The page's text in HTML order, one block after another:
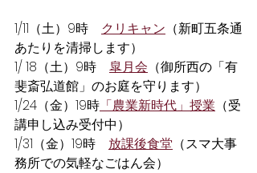
1/11（土）9時 クリキャン （新町五条通
あたりを清掃します）
1/ 18（土）9時 皐月会 （御所西の「有
斐斎弘道館」のお庭を守ります）
1/24（金）19時 「農業新時代」授業 （受
講申し込み受付中）
1/31（金）19時 放課後食堂 （スマ大事
務所での気軽なごはん会）